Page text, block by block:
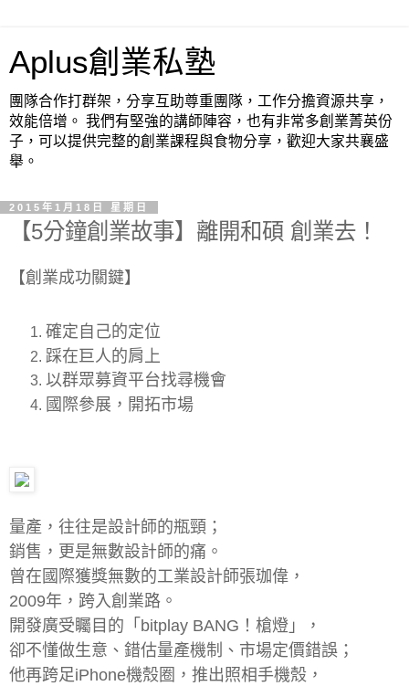
Aplus創業私塾
團隊合作打群架，分享互助尊重團隊，工作分擔資源共享，
效能倍增。 我們有堅強的講師陣容，也有非常多創業菁英份
子，可以提供完整的創業課程與食物分享，歡迎大家共襄盛
舉。
2015年1月18日 星期日
【5分鐘創業故事】離開和碩 創業去！
【創業成功關鍵】
確定自己的定位
踩在巨人的肩上
以群眾募資平台找尋機會
國際參展，開拓市場
量產，往往是設計師的瓶頸；
銷售，更是無數設計師的痛。
曾在國際獲獎無數的工業設計師張珈偉，
2009年，跨入創業路。
開發廣受矚目的「bitplay BANG！槍燈」，
卻不懂做生意、錯估量產機制、市場定價錯誤；
他再跨足iPhone機殼圈，推出照相手機殼，